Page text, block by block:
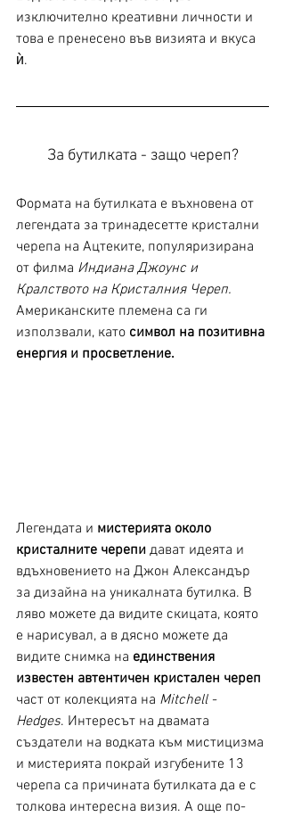
изключително креативни личности и
това е пренесено във визията и вкуса
ѝ.
За бутилката - защо череп?
Формата на бутилката е въхновена от
легендата за тринадесетте кристални
черепа на Ацтеките, популяризирана
от филма Индиана Джоунс и
Кралството на Кристалния Череп.
Американските племена са ги
използвали, като символ на позитивна
енергия и просветление.
Легендата и мистерията около
кристалните черепи дават идеята и
вдъхновението на Джон Александър
за дизайна на уникалната бутилка. В
ляво можете да видите скицата, която
е нарисувал, а в дясно можете да
видите снимка на единствения
известен автентичен кристален череп
част от колекцията на Mitchell -
Hedges. Интересът на двамата
създатели на водката към мистицизма
и мистерията покрай изгубените 13
черепа са причината бутилката да е с
толкова интересна визия. А още по-